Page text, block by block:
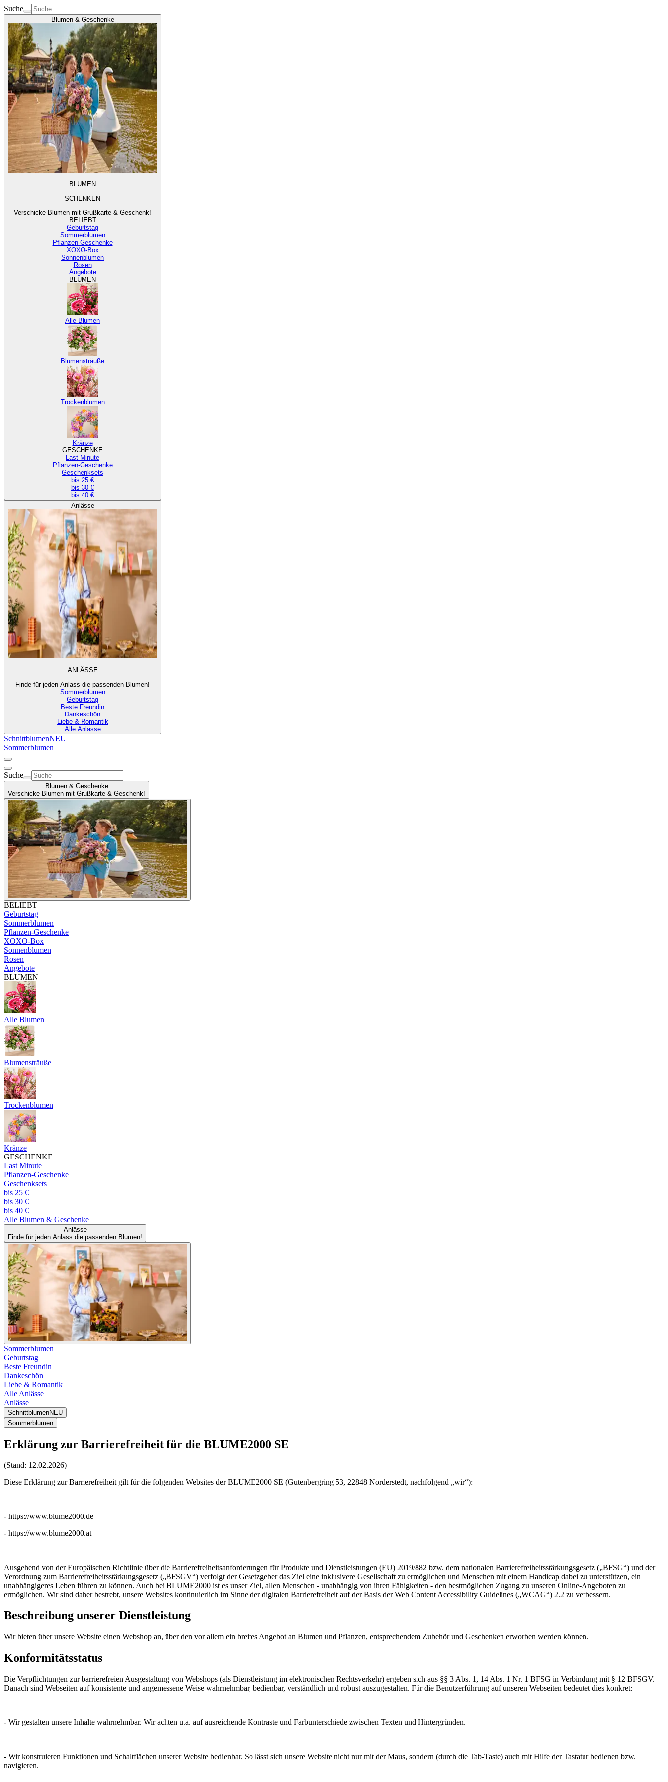
Suche
Blumen & Geschenke
BLUMEN
SCHENKEN
Verschicke Blumen mit Grußkarte & Geschenk!
BELIEBT
Geburtstag
Sommerblumen
Pflanzen-Geschenke
XOXO-Box
Sonnenblumen
Rosen
Angebote
BLUMEN
Alle Blumen
Blumensträuße
Trockenblumen
Kränze
GESCHENKE
Last Minute
Pflanzen-Geschenke
Geschenksets
bis 25 €
bis 30 €
bis 40 €
Anlässe
ANLÄSSE
Finde für jeden Anlass die passenden Blumen!
Sommerblumen
Geburtstag
Beste Freundin
Dankeschön
Liebe & Romantik
Alle Anlässe
SchnittblumenNEU
Sommerblumen
Suche
Blumen & Geschenke
Verschicke Blumen mit Grußkarte & Geschenk!
BELIEBT
Geburtstag
Sommerblumen
Pflanzen-Geschenke
XOXO-Box
Sonnenblumen
Rosen
Angebote
BLUMEN
Alle Blumen
Blumensträuße
Trockenblumen
Kränze
GESCHENKE
Last Minute
Pflanzen-Geschenke
Geschenksets
bis 25 €
bis 30 €
bis 40 €
Alle Blumen & Geschenke
Anlässe
Finde für jeden Anlass die passenden Blumen!
Sommerblumen
Geburtstag
Beste Freundin
Dankeschön
Liebe & Romantik
Alle Anlässe
Anlässe
SchnittblumenNEU
Sommerblumen
Erklärung zur Barrierefreiheit für die BLUME2000 SE
(Stand: 12.02.2026)
Diese Erklärung zur Barrierefreiheit gilt für die folgenden Websites der BLUME2000 SE (Gutenbergring 53, 22848 Norderstedt, nachfolgend „wir“):
- https://www.blume2000.de
- https://www.blume2000.at
Ausgehend von der Europäischen Richtlinie über die Barrierefreiheitsanforderungen für Produkte und Dienstleistungen (EU) 2019/882 bzw. dem nationalen Barrierefreiheitsstärkungsgesetz („BFSG“) und der
Verordnung zum Barrierefreiheitsstärkungsgesetz („BFSGV“) verfolgt der Gesetzgeber das Ziel eine inklusivere Gesellschaft zu ermöglichen und Menschen mit einem Handicap dabei zu unterstützen, ein
unabhängigeres Leben führen zu können. Auch bei BLUME2000 ist es unser Ziel, allen Menschen - unabhängig von ihren Fähigkeiten - den bestmöglichen Zugang zu unseren Online-Angeboten zu
ermöglichen. Wir sind daher bestrebt, unsere Websites kontinuierlich im Sinne der digitalen Barrierefreiheit auf der Basis der Web Content Accessibility Guidelines („WCAG“) 2.2 zu verbessern.
Beschreibung unserer Dienstleistung
Wir bieten über unsere Website einen Webshop an, über den vor allem ein breites Angebot an Blumen und Pflanzen, entsprechendem Zubehör und Geschenken erworben werden können.
Konformitätsstatus
Die Verpflichtungen zur barrierefreien Ausgestaltung von Webshops (als Dienstleistung im elektronischen Rechtsverkehr) ergeben sich aus §§ 3 Abs. 1, 14 Abs. 1 Nr. 1 BFSG in Verbindung mit § 12 BFSGV.
Danach sind Webseiten auf konsistente und angemessene Weise wahrnehmbar, bedienbar, verständlich und robust auszugestalten. Für die Benutzerführung auf unseren Webseiten bedeutet dies konkret:
- Wir gestalten unsere Inhalte wahrnehmbar. Wir achten u.a. auf ausreichende Kontraste und Farbunterschiede zwischen Texten und Hintergründen.
- Wir konstruieren Funktionen und Schaltflächen unserer Website bedienbar. So lässt sich unsere Website nicht nur mit der Maus, sondern (durch die Tab-Taste) auch mit Hilfe der Tastatur bedienen bzw.
navigieren.